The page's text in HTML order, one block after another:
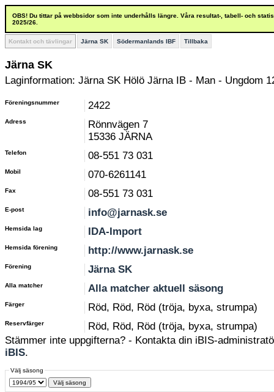
OBS! Du tittar på webbsidor som inte underhålls längre. Våra resultat-, tabell- och
2025/26.
Kontakt och tävlingar Järna SK Södermanlands IBF Tillbaka
Järna SK
Laginformation: Järna SK Hölö Järna IB - Man - Ungdom
Föreningsnummer 2422
Adress
Rönnvägen 7
15336 JÄRNA
Telefon 08-551 73 031
Mobil 070-6261141
Fax 08-551 73 031
E-post info@jarnask.se
Hemsida lag IDA-Import
Hemsida förening http://www.jarnask.se
Förening Järna SK
Alla matcher Alla matcher aktuell säsong
Färger Röd, Röd, Röd (tröja, byxa, strumpa)
Reservfärger
Röd, Röd, Röd (tröja, byxa, strumpa)
Stämmer inte uppgifterna? - Kontakta din iBIS-
iBIS.
Välj säsong